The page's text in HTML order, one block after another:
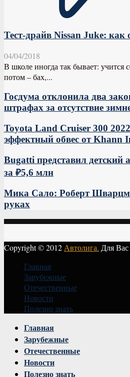
Тест-драйв Nissan Juke: как
04/04/2018
В школе иногда так бывает: учится
потом – бах,...
Госдума отклонила два
штрафах за отсутствие
Toyota Land Cruiser 300
эффектный обвес от Khann
Bugatti представил детский
за ₽5,6 млн
Мика Сало: Роберт
руках
Copyright © 2012Автолига. Для
Главная
Зарубежные
Отечественные
Новости
Полезно знать
Главная
Зарубежные
Отечественные
Новости
Полезно знать